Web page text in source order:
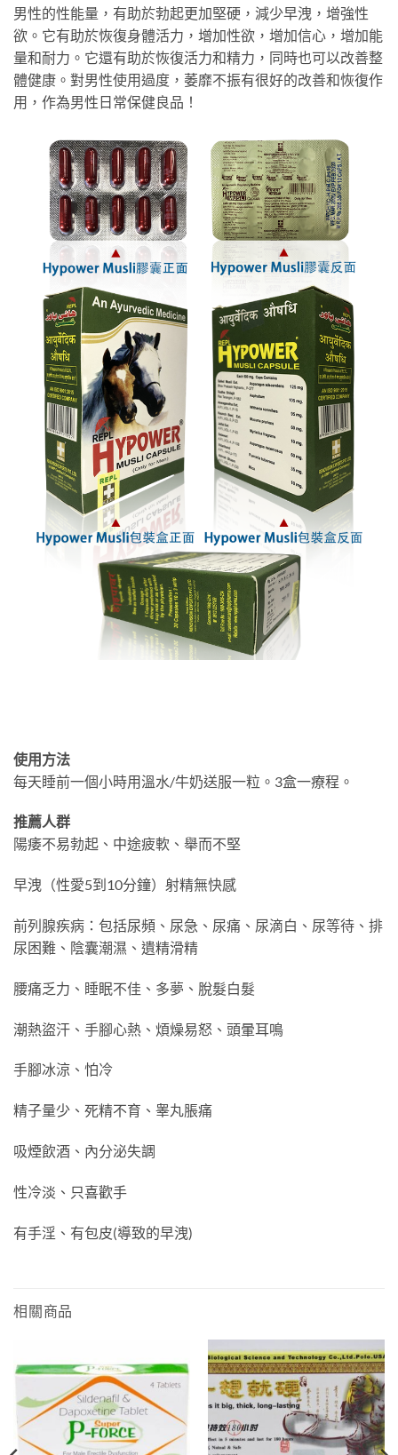
男性的性能量，有助於勃起更加堅硬，減少早洩，增強性
欲。它有助於恢復身體活力，增加性欲，增加信心，增加能
量和耐力。它還有助於恢復活力和精力，同時也可以改善整
體健康。對男性使用過度，萎靡不振有很好的改善和恢復作
用，作為男性日常保健良品！
使用方法
每天睡前一個小時用溫水/牛奶送服一粒。3盒一療程。
推薦人群
陽痿不易勃起、中途疲軟、舉而不堅
早洩（性愛5到10分鐘）射精無快感
前列腺疾病：包括尿頻、尿急、尿痛、尿滴白、尿等待、排
尿困難、陰囊潮濕、遺精滑精
腰痛乏力、睡眠不佳、多夢、脫髮白髮
潮熱盜汗、手腳心熱、煩燥易怒、頭暈耳鳴
手腳冰涼、怕冷
精子量少、死精不育、睾丸脹痛
吸煙飲酒、內分泌失調
性冷淡、只喜歡手
有手淫、有包皮(導致的早洩)
相關商品